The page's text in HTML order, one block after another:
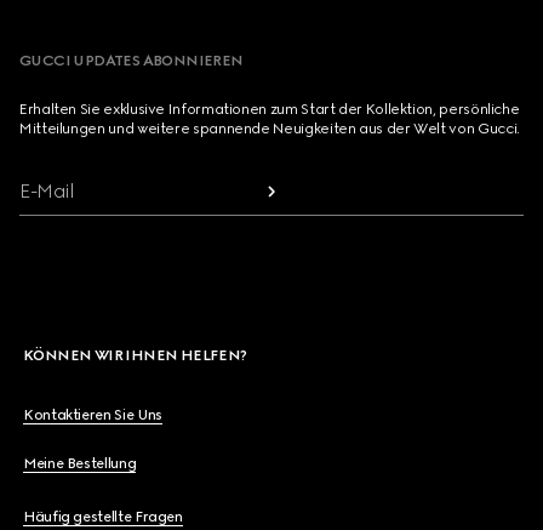
GUCCI UPDATES ABONNIEREN
Erhalten Sie exklusive Informationen zum Start der Kollektion, persönliche
Mitteilungen und weitere spannende Neuigkeiten aus der Welt von Gucci.
E-Mail
KÖNNEN WIR IHNEN HELFEN?
Kontaktieren Sie Uns
Meine Bestellung
Häufig gestellte Fragen